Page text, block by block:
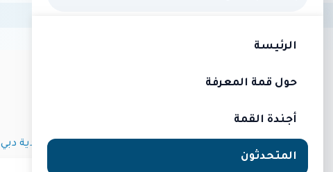
الرئيسة
حول قمة المعرفة
أجندة القمة
المتحدثون
د. ديما جمالي
نائب الرئيس للتطوير الجامعي في الجامعة الكندية دبي